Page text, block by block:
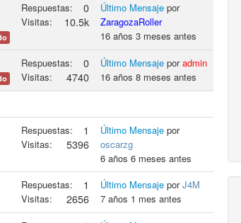
Respuestas: 0
Visitas: 10.5k
Último Mensaje por
ZaragozaRoller
16 años 3 meses antes
Respuestas: 0
Visitas: 4740
Último Mensaje poradmin
16 años 8 meses antes
Respuestas: 1
Visitas: 5396
Último Mensaje por
oscarzg
6 años 6 meses antes
Respuestas: 1
Visitas: 2656
Último Mensaje porJ4M
7 años 1 mes antes